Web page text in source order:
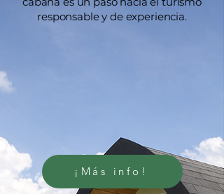
responsable y de experiencia.
¡Más info!